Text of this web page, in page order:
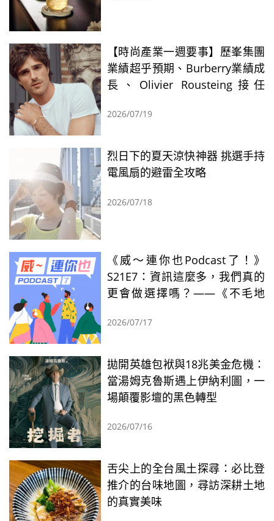
【時尚產業一週要事】歷峯集團
業績超乎預期、Burberry業績成
長、Olivier Rousteing接任
2026/07/19
烈日下的夏天涼快神器 挑選手持
電風扇的避雷全攻略
2026/07/18
《威～連你也Podcast了！》
S21E7：資訊這麼多，我們真的
更會做選擇嗎？——《不毛地
2026/07/17
拋開英雄包袱與18兆美金危機：
當湯姆克魯斯遇上伊納利圖，一
場顛覆影壇的黑色轉型
2026/07/16
舌尖上的全台風土探尋：必比登
推介的台味地圖，尋訪深耕土地
的真實美味